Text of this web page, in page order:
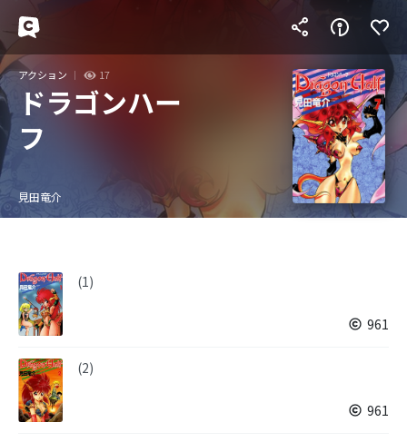
アクション 17
ドラゴンハー
フ
見田竜介
(1)
961
(2)
961